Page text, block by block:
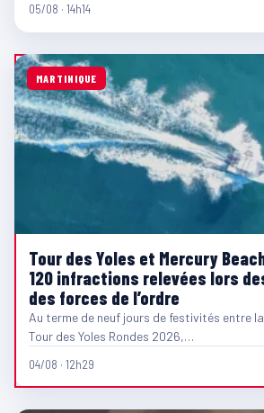
05/08 · 14h14
MARTINIQUE
Tour des Yoles et Mercury
120 infractions relevées lors
des forces de l’ordre
Au terme de neuf jours de festivités entre
Tour des Yoles Rondes 2026,…
04/08 · 12h29